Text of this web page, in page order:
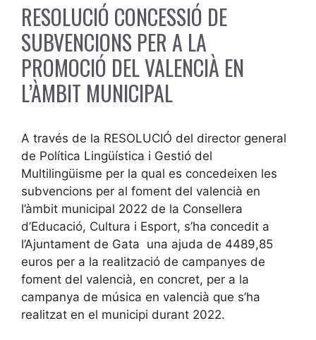
RESOLUCIÓ CONCESSIÓ DE
SUBVENCIONS PER A LA
PROMOCIÓ DEL VALENCIÀ EN
L’ÀMBIT MUNICIPAL
A través de la RESOLUCIÓ del director general
de Política Lingüística i Gestió del
Multilingüisme per la qual es concedeixen les
subvencions per al foment del valencià en
l’àmbit municipal 2022 de la Consellera
d’Educació, Cultura i Esport, s’ha concedit a
l’Ajuntament de Gata una ajuda de 4489,85
euros per a la realització de campanyes de
foment del valencià, en concret, per a la
campanya de música en valencià que s’ha
realitzat en el municipi durant 2022.